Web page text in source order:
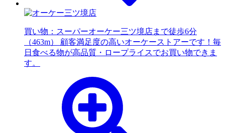
買い物：スーパーオーケー三ツ境店まで徒歩6分
（463m） 顧客満足度の高いオーケーストアーです！毎
日食べる物が高品質・ロープライスでお買い物できま
す。